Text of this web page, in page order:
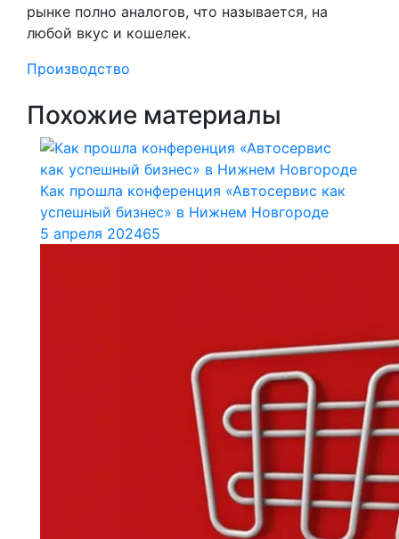
рынке полно аналогов, что называется, на
любой вкус и кошелек.
Производство
Похожие материалы
Как прошла конференция «Автосервис как
успешный бизнес» в Нижнем Новгороде
5 апреля 202465